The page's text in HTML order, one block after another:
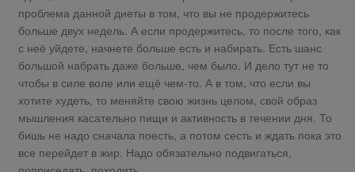
проблема данной диеты в том, что вы не продержитесь
больше двух недель. А если продержитесь, то после того, как
с неё уйдете, начнете больше есть и набирать. Есть шанс
большой набрать даже больше, чем было. И дело тут не то
чтобы в силе воле или ещё чем-то. А в том, что если вы
хотите худеть, то меняйте свою жизнь целом, свой образ
мышления касательно пищи и активность в течении дня. То
бишь не надо сначала поесть, а потом сесть и ждать пока это
все перейдет в жир. Надо обязательно подвигаться,